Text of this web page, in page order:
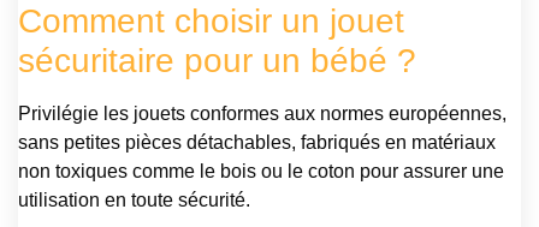
Comment choisir un jouet
sécuritaire pour un bébé ?
Privilégie les jouets conformes aux normes européennes,
sans petites pièces détachables, fabriqués en matériaux
non toxiques comme le bois ou le coton pour assurer une
utilisation en toute sécurité.